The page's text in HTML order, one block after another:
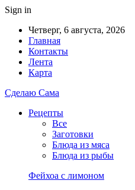
Sign in
Четверг, 6 августа, 2026
Главная
Контакты
Лента
Карта
Сделаю Сама
Рецепты
Все
Заготовки
Блюда из мяса
Блюда из рыбы
Фейхоа с лимоном